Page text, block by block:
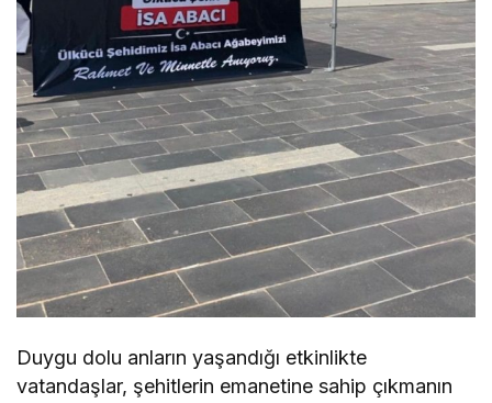
Duygu dolu anların yaşandığı etkinlikte
vatandaşlar, şehitlerin emanetine sahip çıkmanın